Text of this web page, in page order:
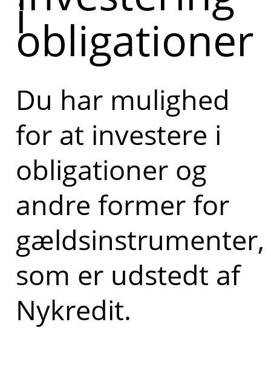
i
obligationer
Du har mulighed
for at investere i
obligationer og
andre former for
gældsinstrumenter,
som er udstedt af
Nykredit.